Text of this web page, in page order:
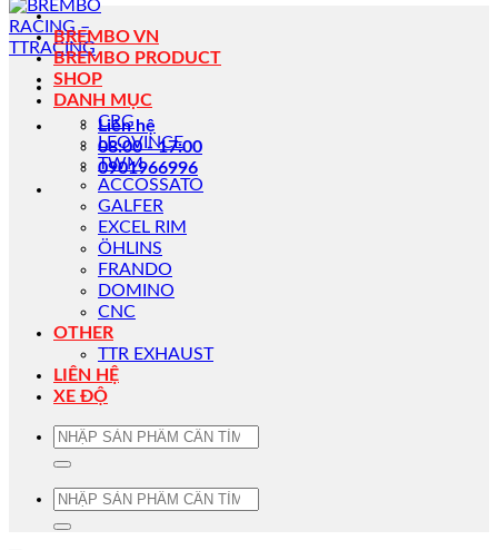
Liên hệ
08:00 - 17:00
0901966996
BREMBO VN
BREMBO PRODUCT
SHOP
DANH MỤC
CRG
LEOVINCE
TWM
ACCOSSATO
GALFER
EXCEL RIM
ÖHLINS
FRANDO
DOMINO
CNC
OTHER
TTR EXHAUST
LIÊN HỆ
XE ĐỘ
Tìm
Tìm